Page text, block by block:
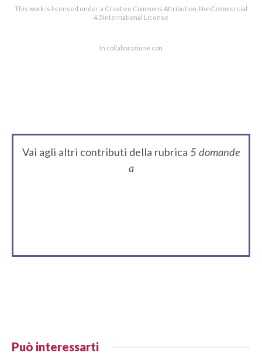
This work is licensed under a Creative Commons Attribution-NonCommercial
4.0 International License
In collaborazione con
Vai agli altri contributi della rubrica 5 domande
a
Può interessarti